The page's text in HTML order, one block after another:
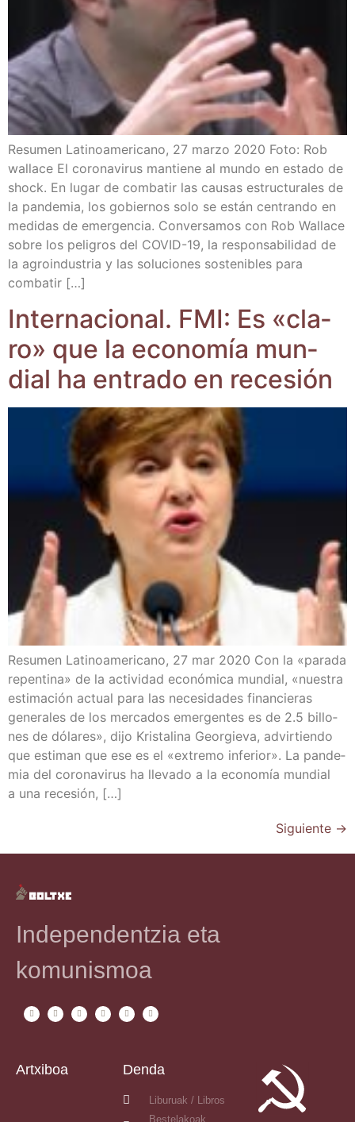
Resu­men Lati­no­ame­ri­cano, 27 mar­zo 2020 Foto: Rob
walla­ce El coro­na­vi­rus man­tie­ne al mun­do en esta­do de
shock. En lugar de com­ba­tir las cau­sas estruc­tu­ra­les de
la pan­de­mia, los gobier­nos solo se están cen­tran­do en
medi­das de emer­gen­cia. Con­ver­sa­mos con Rob Walla­ce
sobre los peli­gros del COVID-19, la res­pon­sa­bi­li­dad de
la agro­in­dus­tria y las solu­cio­nes sos­te­ni­bles para
combatir […]
Inter­na­cio­nal. FMI: Es «cla­
ro» que la eco­no­mía mun­
dial ha entra­do en recesión
Resu­men Lati­no­ame­ri­cano, 27 mar 2020 Con la «para­da
repen­ti­na» de la acti­vi­dad eco­nó­mi­ca mun­dial, «nues­tra
esti­ma­ción actual para las nece­si­da­des finan­cie­ras
gene­ra­les de los mer­ca­dos emer­gen­tes es de 2.5 billo­
nes de dóla­res», dijo Kris­ta­li­na Geor­gie­va, advir­tien­do
que esti­man que ese es el «extre­mo infe­rior». La pan­de­
mia del coro­na­vi­rus ha lle­va­do a la eco­no­mía mun­dial
a una recesión, […]
Siguiente →
Independentzia eta
komunismoa
Artxiboa Denda
Liburuak / Libros
Bestelakoak